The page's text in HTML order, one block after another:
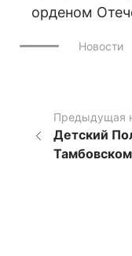
орденом
Новости
Предыдущая
Детский